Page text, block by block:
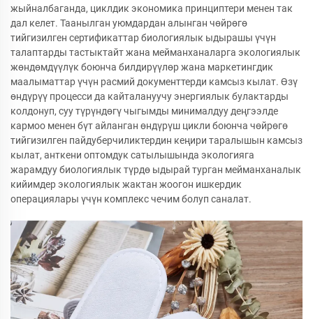
жыйналбаганда, циклдик экономика принциптери менен так
дал келет. Таанылган уюмдардан алынган чөйрөгө
тийгизилген сертификаттар биологиялык ыдырашы үчүн
талаптарды тастыктайт жана мейманханаларга экологиялык
жөндөмдүүлүк боюнча билдирүүлөр жана маркетингдик
маалыматтар үчүн расмий документтерди камсыз кылат. Өзү
өндүрүү процесси да кайталануучу энергиялык булактарды
колдонуп, суу түрүндөгү чыгымды минималдуу деңгээлде
кармоо менен бүт айланган өндүрүш цикли боюнча чөйрөгө
тийгизилген пайдуберчиликтердин кеңири таралышын камсыз
кылат, анткени оптомдук сатылышында экологияга
жарамдуу биологиялык түрдө ыдырай турган мейманханалык
кийимдер экологиялык жактан жоогон ишкердик
операциялары үчүн комплекс чечим болуп саналат.